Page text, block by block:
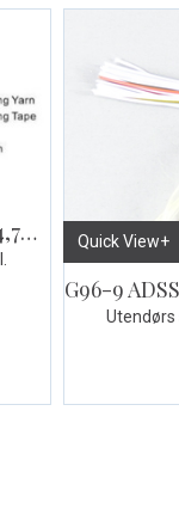
G144 ADSS HDPE QXAE Sort 14,7mm Quick View+
Utendørs